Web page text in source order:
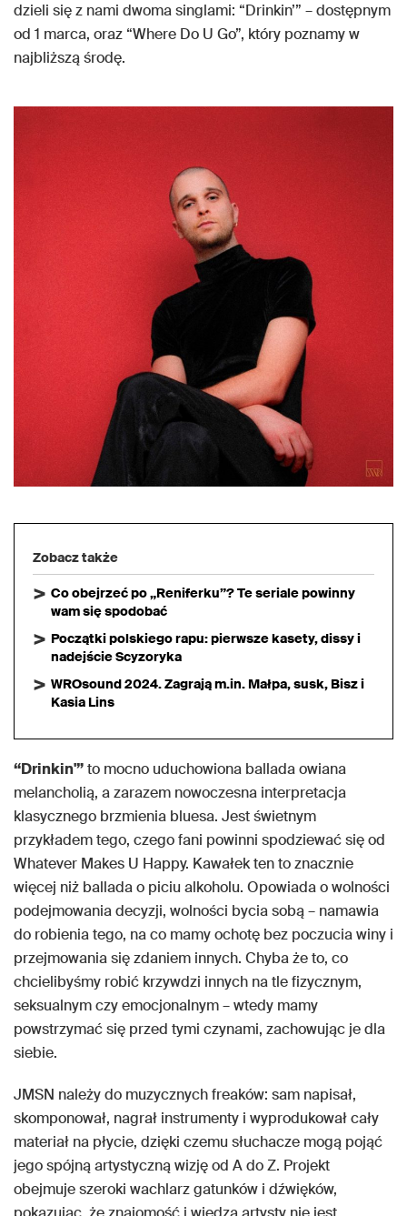
dzieli się z nami dwoma singlami: “Drinkin’” – dostępnym
od 1 marca, oraz “Where Do U Go”, który poznamy w
najbliższą środę.
Zobacz także
Co obejrzeć po „Reniferku”? Te seriale powinny
wam się spodobać
Początki polskiego rapu: pierwsze kasety, dissy i
nadejście Scyzoryka
WROsound 2024. Zagrają m.in. Małpa, susk, Bisz i
Kasia Lins
“Drinkin'”to mocno uduchowiona ballada owiana
melancholią, a zarazem nowoczesna interpretacja
klasycznego brzmienia bluesa. Jest świetnym
przykładem tego, czego fani powinni spodziewać się od
Whatever Makes U Happy. Kawałek ten to znacznie
więcej niż ballada o piciu alkoholu. Opowiada o wolności
podejmowania decyzji, wolności bycia sobą – namawia
do robienia tego, na co mamy ochotę bez poczucia winy i
przejmowania się zdaniem innych. Chyba że to, co
chcielibyśmy robić krzywdzi innych na tle fizycznym,
seksualnym czy emocjonalnym – wtedy mamy
powstrzymać się przed tymi czynami, zachowując je dla
siebie.
JMSN należy do muzycznych freaków: sam napisał,
skomponował, nagrał instrumenty i wyprodukował cały
materiał na płycie, dzięki czemu słuchacze mogą pojąć
jego spójną artystyczną wizję od A do Z. Projekt
obejmuje szeroki wachlarz gatunków i dźwięków,